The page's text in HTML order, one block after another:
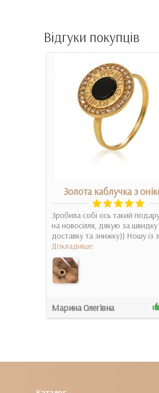
Відгуки покупців
Золота каблучка з
Зробила собі ось такий
на новосілля, дякую за швидку
доставку та знижку)) Ношу із
Докладніше
Марина Олегівна